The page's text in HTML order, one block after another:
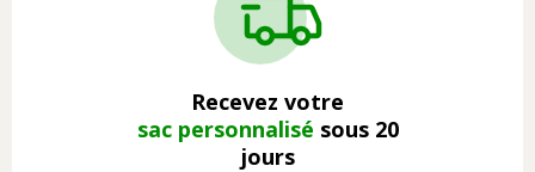
Recevez votre
sac personnalisé sous 20
jours